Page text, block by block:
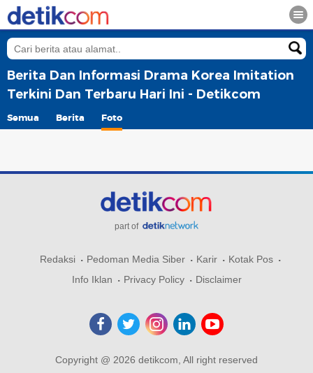
Berita Dan Informasi Drama Korea Imitation
Terkini Dan Terbaru Hari Ini - Detikcom
Semua Berita Foto
part of
Redaksi Pedoman Media Siber Karir
Kotak Pos
Info Iklan
Privacy Policy Disclaimer
Copyright @ 2026 detikcom, All right reserved